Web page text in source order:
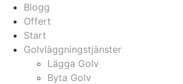
Blogg
Offert
Start
Golvläggningstjänster
Lägga Golv
Byta Golv